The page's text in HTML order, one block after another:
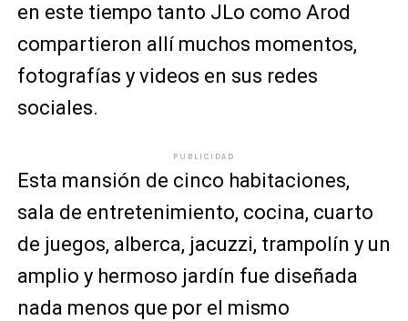
en este tiempo tanto JLo como Arod
compartieron allí muchos momentos,
fotografías y videos en sus redes
sociales.
PUBLICIDAD
Esta mansión de cinco habitaciones,
sala de entretenimiento, cocina, cuarto
de juegos, alberca, jacuzzi, trampolín y un
amplio y hermoso jardín fue diseñada
nada menos que por el mismo